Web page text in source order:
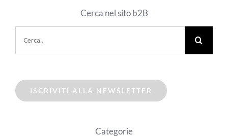
Cerca nel sito b2B
per:
ISCRIVITI ALLA NEWSLETTER
Categorie